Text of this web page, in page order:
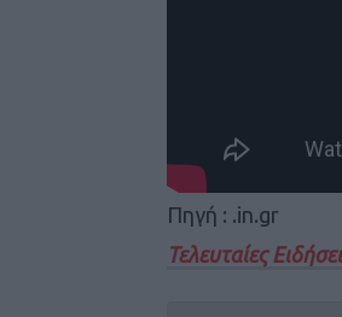
Πηγή : .in.gr
Τελευταίες